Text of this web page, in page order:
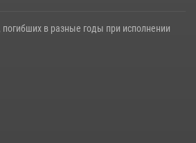
в разные годы при исполнении